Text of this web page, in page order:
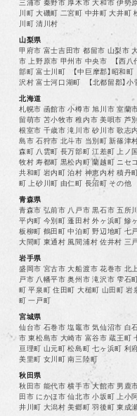
川町 大磯町 二宮町 中井町 大井町
川町 清川村
山梨県
甲府市 富士吉田市 都留市 山梨市
市 上野原市 甲州市 中央市 【西八
部町 富士川町 【中巨摩郡】昭和
沢村 富士河口湖町 【北都留郡】小
北海道
札幌市 函館市 小樽市 旭川市 室蘭
留萌市 苫小牧市 稚内市 美唄市 芦
根室市 千歳市 滝川市 砂川市 歌志
島市 石狩市 北斗市 当別町 新篠津
森町 八雲町 長万部町 江差町 上ノ
牧村 寿都町 黒松内町 蘭越町 ニセ
共和町 岩内町 泊村 神恵内村 積丹
町 上砂川町 由仁町 長沼町 その他
青森県
青森市 弘前市 八戸市 黒石市 五所
平内町 今別町 蓬田村 外ヶ浜町 鰺
板柳町 鶴田町 中泊町 野辺地町 七
大間町 東通村 風間浦村 佐井村 三
岩手県
盛岡市 宮古市 大船渡市 花巻市 北
戸市 八幡平市 奥州市 滝沢市 雫石
町 平泉町 住田町 大槌町 山田町
町 一戸町
宮城県
仙台市 石巻市 塩竈市 気仙沼市 白
市 東松島市 大崎市 富谷市 蔵王町
亘理町 山元町 松島町 七ヶ浜町 利
美里町 女川町 南三陸町
秋田県
秋田市 能代市 横手市 大館市 男鹿
田市 にかほ市 仙北市 小坂町 上小
井川町 大潟村 美郷町 羽後町 東成